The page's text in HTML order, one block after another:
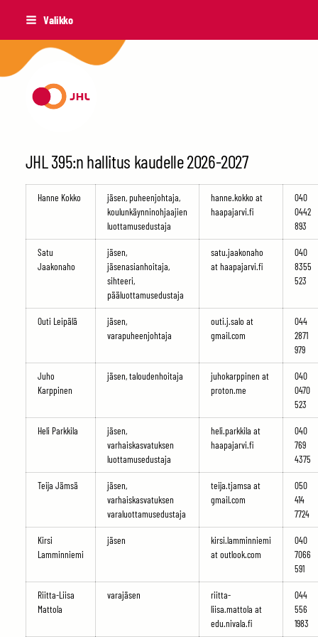
Siirry
sisältöön
Valikko
Haapajärven JHL 395
JHL 395:n hallitus kaudelle 2026-2027
Hanne Kokko
jäsen, puheenjohtaja,
koulunkäynninohjaajien
luottamusedustaja
hanne.kokko at
haapajarvi.fi
040
0442
893
Satu
Jaakonaho
jäsen,
jäsenasianhoitaja,
sihteeri,
pääluottamusedustaja
satu.jaakonaho
at haapajarvi.fi
040
8355
523
Outi Leipälä
jäsen,
varapuheenjohtaja
outi.j.salo at
gmail.com
044
2871
979
Juho
Karppinen
jäsen, taloudenhoitaja
juhokarppinen at
proton.me
040
0470
523
Heli Parkkila
jäsen,
varhaiskasvatuksen
luottamusedustaja
heli.parkkila at
haapajarvi.fi
040
769
4375
Teija Jämsä
jäsen,
varhaiskasvatuksen
varaluottamusedustaja
teija.tjamsa at
gmail.com
050
414
7724
Kirsi
Lamminniemi
jäsen
kirsi.lamminniemi
at outlook.com
040
7066
591
Riitta-Liisa
Mattola
varajäsen
riitta-
liisa.mattola at
edu.nivala.fi
044
556
1983